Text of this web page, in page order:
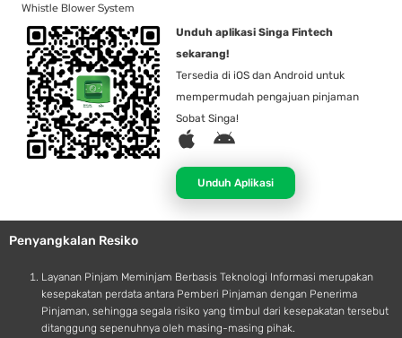
Whistle Blower System
Unduh aplikasi Singa Fintech
sekarang!
Tersedia di iOS dan Android untuk
mempermudah pengajuan pinjaman
Sobat Singa!
A
p
l
e
A
d
r
o
d
Unduh Aplikasi
Penyangkalan Resiko
Layanan Pinjam Meminjam Berbasis Teknologi Informasi merupakan
kesepakatan perdata antara Pemberi Pinjaman dengan Penerima
Pinjaman, sehingga segala risiko yang timbul dari kesepakatan tersebut
ditanggung sepenuhnya oleh masing-masing pihak.